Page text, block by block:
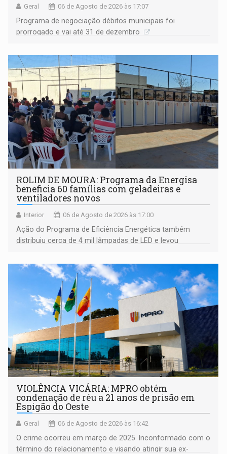
Geral 06 de Agosto de 2026 às 17:07
Programa de negociação débitos municipais foi
prorrogado e vai até 31 de dezembro
ROLIM DE MOURA: Programa da Energisa
beneficia 60 famílias com geladeiras e
ventiladores novos
Interior 06 de Agosto de 2026 às 17:00
Ação do Programa de Eficiência Energética também
distribuiu cerca de 4 mil lâmpadas de LED e levou
comunidade
VIOLÊNCIA VICÁRIA: MPRO obtém
condenação de réu a 21 anos de prisão em
Espigão do Oeste
Geral 06 de Agosto de 2026 às 16:42
O crime ocorreu em março de 2025. Inconformado com o
término do relacionamento e visando atingir sua ex-